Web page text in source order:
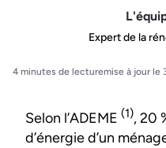
Expert de la
4 minutes de lecturemise à jour le
Selon l’ADEME (1), 20
d’énergie d’un